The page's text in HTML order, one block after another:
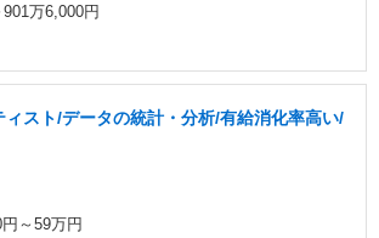
万6,000円
ィスト/データの統計・分析/有給消化率高い/
～59万円